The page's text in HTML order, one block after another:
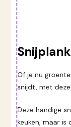
Of je nu
snijdt, met
Deze handige
keuken, maar is